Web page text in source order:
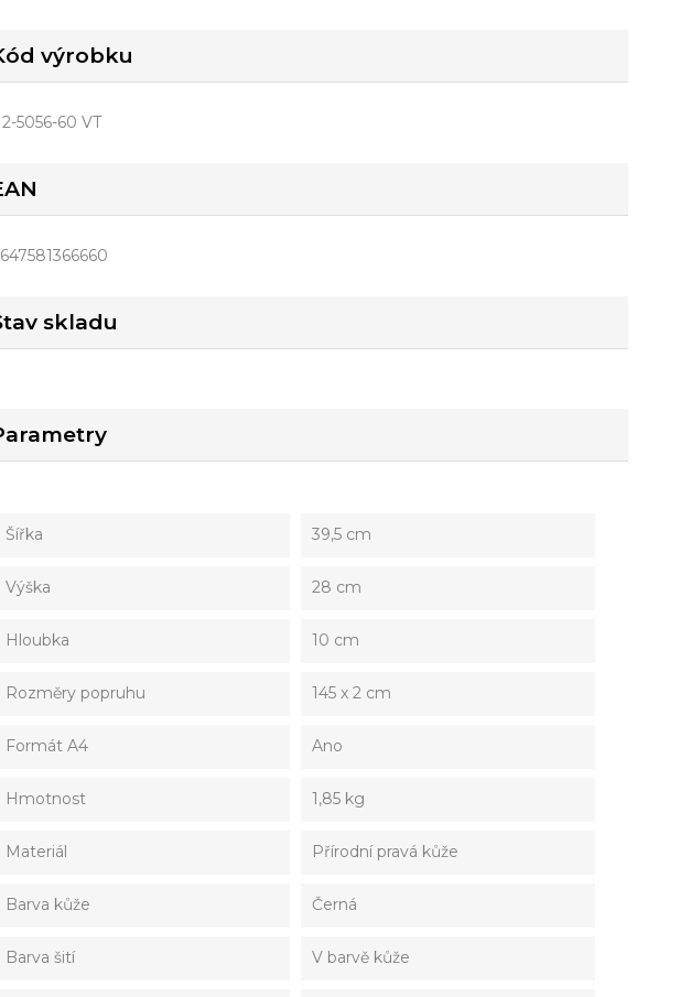
výrobku
5056-60 VT
skladu
Šířka 39,5 cm
Výška 28 cm
Hloubka 10 cm
Rozměry popruhu 145 x 2 cm
Formát A4 Ano
Hmotnost 1,85 kg
Materiál Přírodní pravá kůže
Barva kůže Černá
Barva šití V barvě kůže